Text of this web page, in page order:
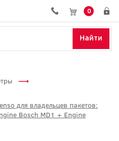
0
Найти
для владельцев пакетов:
Bosch MD1 + Engine